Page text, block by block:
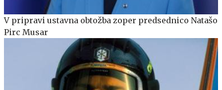
V pripravi ustavna obtožba zoper predsednico Natašo
Pirc Musar